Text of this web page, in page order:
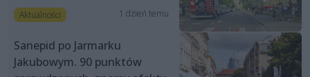
Aktualności 1 dzień temu
Sanepid po Jarmarku
Jakubowym. 90 punktów